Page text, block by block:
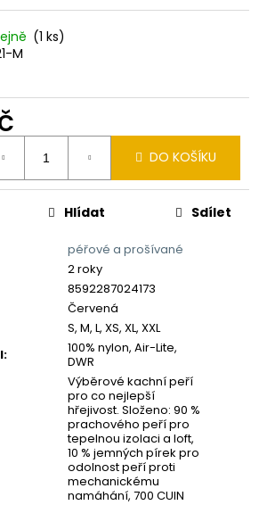
(1 ks)
M
DO KOŠÍKU
péřové a prošívané
2 roky
8592287024173
Červená
S, M, L, XS, XL, XXL
:
100% nylon, Air-Lite,
DWR
Výběrové kachní peří
pro co nejlepší
hřejivost. Složeno: 90 %
prachového peří pro
tepelnou izolaci a loft,
10 % jemných pírek pro
odolnost peří proti
mechanickému
namáhání, 700 CUIN
Hlídat Sdílet